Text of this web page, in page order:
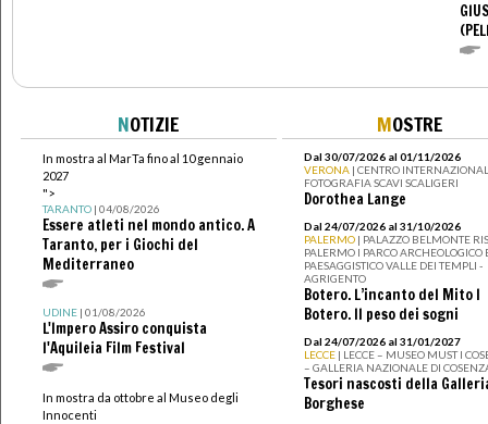
NOTIZIE
In mostra al MarTa fino al 10 gennaio
2027
">
TARANTO| 04/08/2026
Essere atleti nel mondo antico. A
Taranto, per i Giochi del
Mediterraneo
UDINE| 01/08/2026
L'Impero Assiro conquista
l'Aquileia Film Festival
In mostra da ottobre al Museo degli
Innocenti
MOSTRE
Dal 30/07/2026 al 01/11/2026
VERONA | CENTRO
FOTOGRAFIA SCAVI SCALIGERI
Dorothea Lange
Dal 24/07/2026 al 31/10/2026
PALERMO | PALAZZO BELMONTE
PALERMO I PARCO ARCHEOLOGICO
PAESAGGISTICO VALLE DEI TEMPLI -
AGRIGENTO
Botero. L’incanto del Mito I
Botero. Il peso dei sogni
Dal 24/07/2026 al 31/01/2027
LECCE | LECCE – MUSEO MUST I
– GALLERIA NAZIONALE DI
Tesori nascosti della
Borghese